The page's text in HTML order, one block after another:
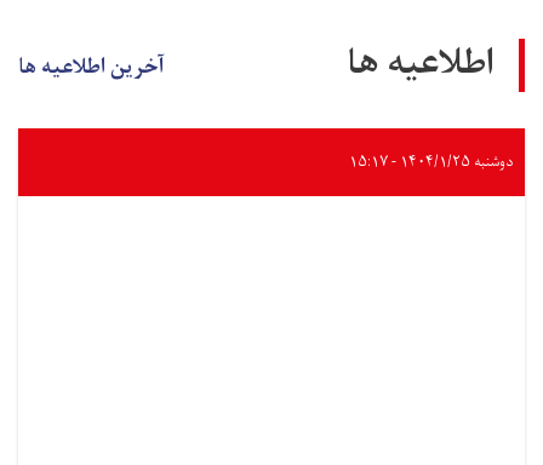
اطلاعیه ها آخرین اطلاعیه ها
دوشنبه ۱۴۰۴/۱/۲۵ - ۱۵:۱۷